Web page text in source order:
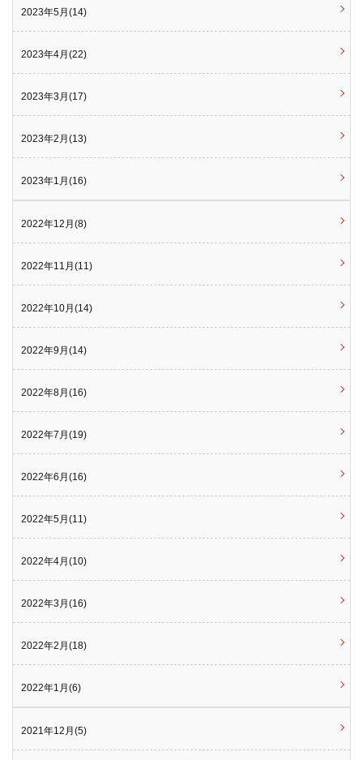
2023年5月(14)
2023年4月(22)
2023年3月(17)
2023年2月(13)
2023年1月(16)
2022年12月(8)
2022年11月(11)
2022年10月(14)
2022年9月(14)
2022年8月(16)
2022年7月(19)
2022年6月(16)
2022年5月(11)
2022年4月(10)
2022年3月(16)
2022年2月(18)
2022年1月(6)
2021年12月(5)